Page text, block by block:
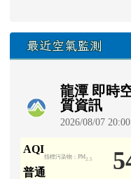
最近空氣監測